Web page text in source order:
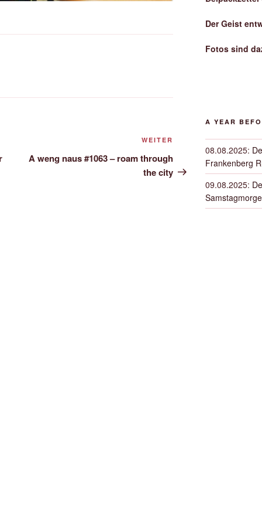
Nächster
Beitrag
WEITER
A weng naus #1063 – roam through
the city
Der Geist
Fotos sind
A YEAR
08.08.2025:
Frankenberg
09.08.2025: